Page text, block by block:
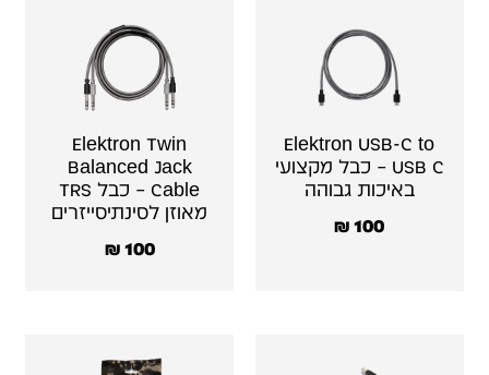
Elektron USB-C to
USB C – כבל מקצועי
באיכות גבוהה
₪100
Elektron Twin
Balanced Jack
Cable – כבל TRS
מאוזן לסינתיסייזרים
₪100